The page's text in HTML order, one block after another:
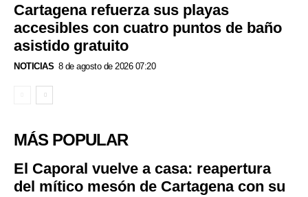
Cartagena refuerza sus playas
accesibles con cuatro puntos de baño
asistido gratuito
NOTICIAS 8 de agosto de 2026 07:20
MÁS POPULAR
El Caporal vuelve a casa: reapertura
del mítico mesón de Cartagena con su